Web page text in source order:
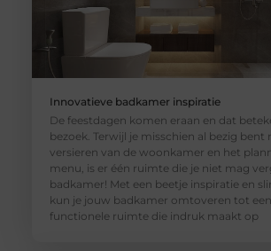
Innovatieve badkamer inspiratie
De feestdagen komen eraan en dat
bezoek. Terwijl je misschien al bezig bent
versieren van de woonkamer en het
menu, is er één ruimte die je niet mag
badkamer! Met een beetje inspiratie en
kun je jouw badkamer omtoveren tot
functionele ruimte die indruk maakt op